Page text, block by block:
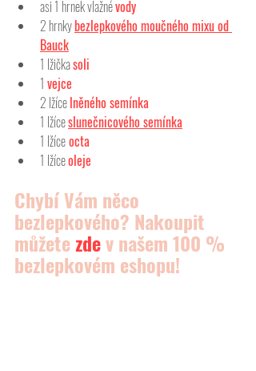
asi 1 hrnek vlažné vody
2 hrnkybezlepkového moučného mixu od
Bauck
1 lžička soli
1 vejce
2 lžíce lněného semínka
1 lžíce slunečnicového semínka
1 lžíce octa
1 lžíce oleje
Chybí Vám něco
bezlepkového? Nakoupit
můžete zde v našem 100 %
bezlepkovém eshopu!